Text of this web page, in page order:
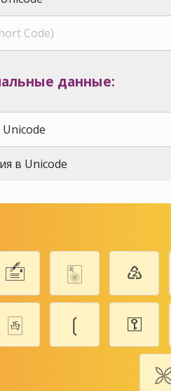
Code)
данные:
в Unicode
🖆 🀥 ♴
🀂 ❲ ⚿